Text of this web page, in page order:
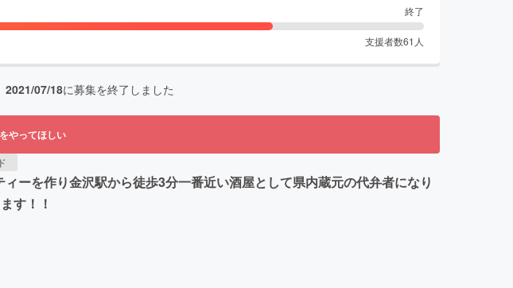
終了
支援者数61 人
2021/07/18に募集を終了しました
やってほしい
ーを作り金沢駅から徒歩3分一番近い酒屋として県内蔵元の代弁者になり
す！！